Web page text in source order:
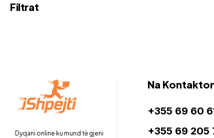
Filtrat
Dyqani online ku mund të gjeni
Na
+355 69 60
+355 69 205